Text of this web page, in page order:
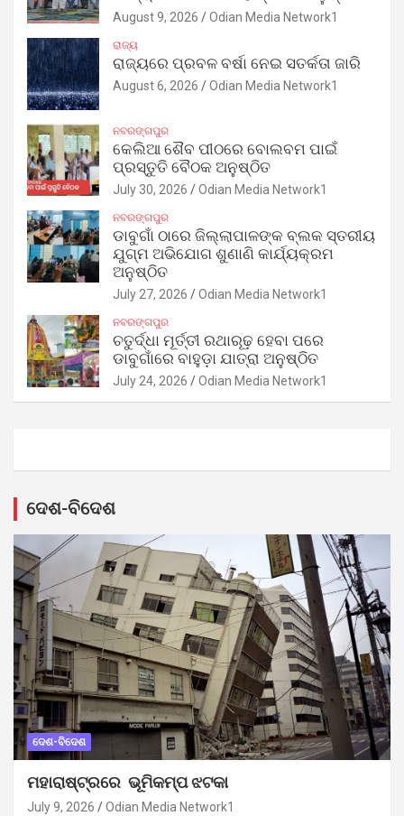
August 9, 2026 Odian Media Network1
ରାଜ୍ୟ
ରାଜ୍ୟରେ ପ୍ରବଳ ବର୍ଷା ନେଇ ସତର୍କତା ଜାରି
August 6, 2026 Odian Media Network1
ନବରଙ୍ଗପୁର
କେଲିଆ ଶୈବ ପୀଠରେ ବୋଲବମ ପାଇଁ
ପ୍ରସ୍ତୁତି ବୈଠକ ଅନୁଷ୍ଠିତ
July 30, 2026 Odian Media Network1
ନବରଙ୍ଗପୁର
ଡାବୁଗାଁ ଠାରେ ଜିଲ୍ଲାପାଳଙ୍କ ବ୍ଲକ ସ୍ତରୀୟ
ଯୁଗ୍ମ ଅଭିଯୋଗ ଶୁଣାଣି କାର୍ଯ୍ୟକ୍ରମ
ଅନୁଷ୍ଠିତ
July 27, 2026 Odian Media Network1
ନବରଙ୍ଗପୁର
ଚତୁର୍ଦ୍ଧା ମୂର୍ତ୍ତୀ ରଥାରୂଢ଼ ହେବା ପରେ
ଡାବୁଗାଁରେ ବାହୁଡ଼ା ଯାତ୍ରା ଅନୁଷ୍ଠିତ
July 24, 2026 Odian Media Network1
ଦେଶ-ବିଦେଶ
ଦେଶ-ବିଦେଶ
ମହାରାଷ୍ଟ୍ରରେ ଭୂମିକମ୍ପ ଝଟକା
July 9, 2026 Odian Media Network1